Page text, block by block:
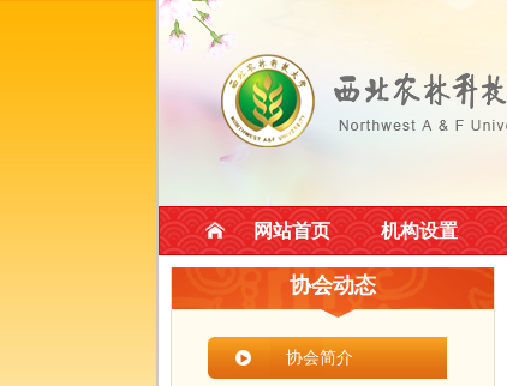
网站首页 机构设置
协会动态
协会简介